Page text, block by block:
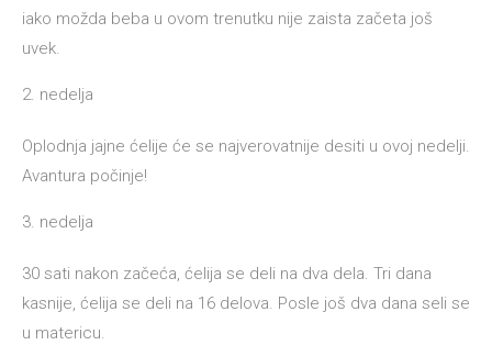
iako možda beba u ovom trenutku nije zaista začeta još
uvek.
2. nedelja
Oplodnja jajne ćelije će se najverovatnije desiti u ovoj nedelji.
Avantura počinje!
3. nedelja
30 sati nakon začeća, ćelija se deli na dva dela. Tri dana
kasnije, ćelija se deli na 16 delova. Posle još dva dana seli se
u matericu.